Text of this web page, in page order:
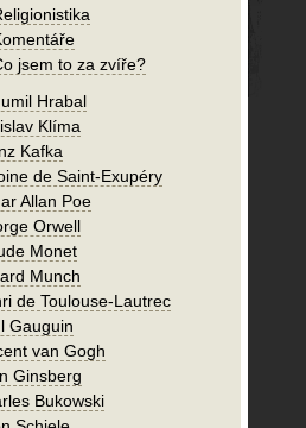
jsem to za zvíře?
Hrabal
Klíma
Kafka
de Saint-Exupéry
Allan Poe
Orwell
Monet
Munch
de Toulouse-Lautrec
Gauguin
van Gogh
Ginsberg
Bukowski